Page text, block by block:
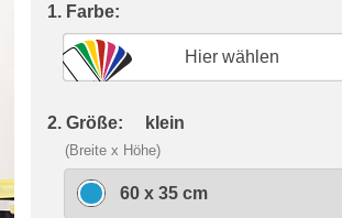
1. Farbe:
Hier wählen
2. Größe: klein
(Breite x Höhe)
60 x 35 cm